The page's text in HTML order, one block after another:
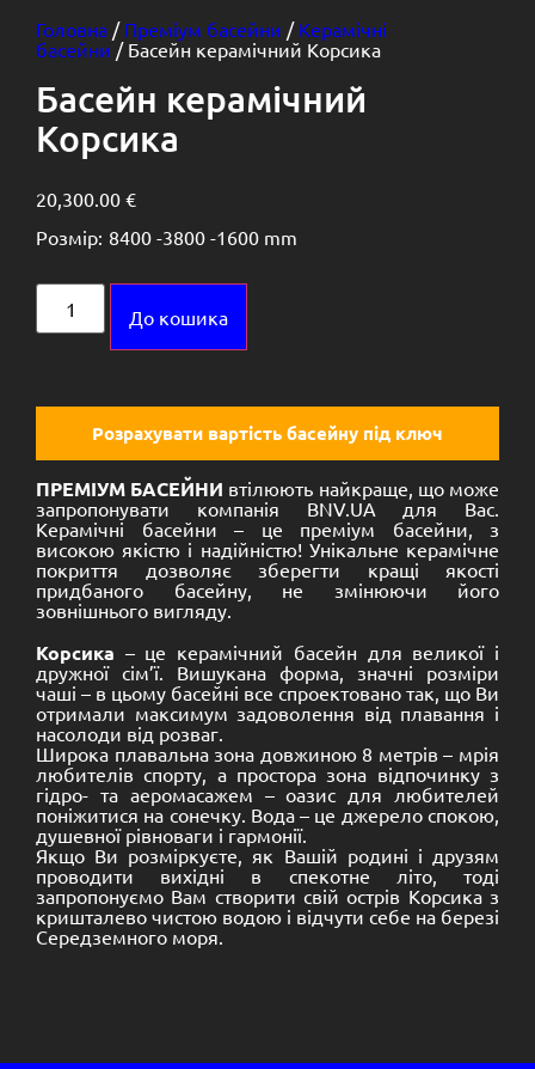
Головна / Преміум басейни / Керамічні
басейни / Басейн керамічний Корсика
Басейн керамічний
Корсика
20,300.00 €
Розмір: 8400 -3800 -1600 mm
До кошика
Розрахувати вартість басейну під ключ
ПРЕМІУМ БАСЕЙНИ втілюють найкраще, що може
запропонувати компанія BNV.UA для Вас.
Керамічні басейни – це преміум басейни, з
високою якістю і надійністю! Унікальне керамічне
покриття дозволяє зберегти кращі якості
придбаного басейну, не змінюючи його
зовнішнього вигляду.
Корсика – це керамічний басейн для великої і
дружної сім’ї. Вишукана форма, значні розміри
чаші – в цьому басейні все спроектовано так, що Ви
отримали максимум задоволення від плавання і
насолоди від розваг.
Широка плавальна зона довжиною 8 метрів – мрія
любителів спорту, а простора зона відпочинку з
гідро- та аеромасажем – оазис для любителей
поніжитися на сонечку. Вода – це джерело спокою,
душевної рівноваги і гармонії.
Якщо Ви розміркуєте, як Вашій родині і друзям
проводити вихідні в спекотне літо, тоді
запропонуємо Вам створити свій острів Корсика з
кришталево чистою водою і відчути себе на березі
Середземного моря.